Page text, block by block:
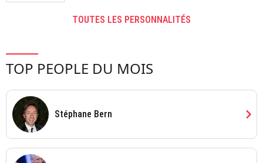
TOUTES LES PERSONNALITÉS
TOP PEOPLE DU MOIS
Stéphane Bern chevron_right